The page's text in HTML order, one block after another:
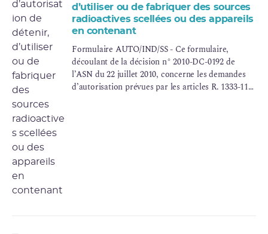
d’utiliser ou de fabriquer des sources
radioactives scellées ou des appareils
en contenant
Formulaire AUTO/IND/SS - Ce formulaire,
découlant de la décision n° 2010-DC-0192 de
l’ASN du 22 juillet 2010, concerne les demandes
d’autorisation prévues par les articles R. 1333-118,